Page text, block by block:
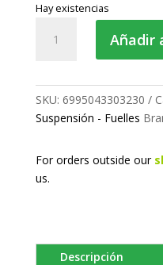
Hay existencias
cantidad
Añadir
SKU: 6995043303230
Suspensión - Fuelles
For orders outside our
us.
Descripción